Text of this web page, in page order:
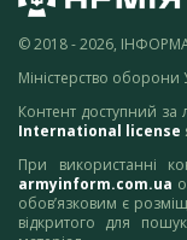
© 2018 - 2026,
Міністерство оборони
Контент доступний за
International license
При використанні
armyinform.com.ua
обов’язковим є
відкритого для